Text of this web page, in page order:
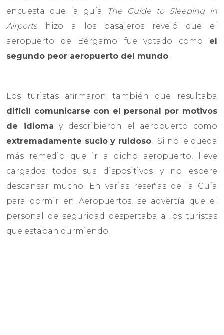
encuesta que la guía
The Guide to Sleeping in
Airports hizo a los pasajeros reveló que el
aeropuerto de Bérgamo fue votado como el
segundo peor aeropuerto del mundo.
Los turistas afirmaron también que resultaba
difícil comunicarse con el personal por motivos
de idioma y describieron el aeropuerto como
extremadamente sucio y ruidoso. Si no le queda
más remedio que ir a dicho aeropuerto, lleve
cargados todos sus dispositivos y no espere
descansar mucho. En varias reseñas de la Guía
para dormir en Aeropuertos, se advertía que el
personal de seguridad despertaba a los turistas
que estaban durmiendo.